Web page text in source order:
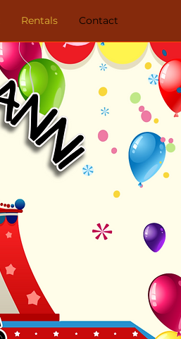
Rentals Contact